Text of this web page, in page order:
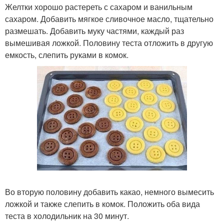
Желтки хорошо растереть с сахаром и ванильным
сахаром. Добавить мягкое сливочное масло, тщательно
размешать. Добавить муку частями, каждый раз
вымешивая ложкой. Половину теста отложить в другую
емкость, слепить руками в комок.
Во вторую половину добавить какао, немного вымесить
ложкой и также слепить в комок. Положить оба вида
теста в холодильник на 30 минут.